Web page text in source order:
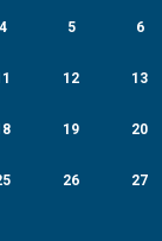
4 5 6
12 13
19 20
26 27